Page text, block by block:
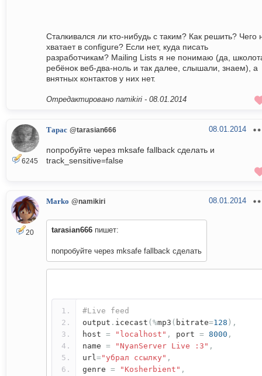
Сталкивался ли кто-нибудь с таким? Как решить? Чего
хватает в configure? Если нет, куда писать
разработчикам? Mailing Lists я не понимаю (да,
ребёнок веб-два-ноль и так далее, слышали, знаем), а
внятных контактов у них нет.
Отредактировано namikiri - 08.01.2014
6245
Тарас @tarasian666 08.01.2014
попробуйте через mksafe fallback сделать и
track_sensitive=false
20
Marko @namikiri 08.01.2014
tarasian666 пишет:
попробуйте через mksafe fallback сделать
#Live feed
output . icecast (%mp3 ( bitrate=128 ),
host = "localhost" , port = 8000 ,
name = "NyanServer Live :3" ,
url="убрал ссылку" ,
genre = "Kosherbient" ,